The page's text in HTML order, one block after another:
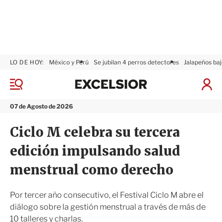
M
n
07 de Agosto de 2026
LO DE HOY: México y Perú Se jubilan 4 perros detectores Jalapeños
I
x
i
r
Ciclo M celebra su tercera
edición impulsando salud
menstrual como derecho
Por tercer año consecutivo, el Festival Ciclo M abre el
diálogo sobre la gestión menstrual a través de más de
10 talleres y charlas.